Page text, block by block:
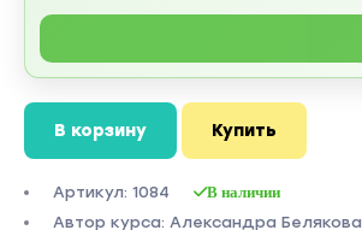
В корзину Купить
Артикул: 1084 В наличии
Автор курса: Александра Белякова